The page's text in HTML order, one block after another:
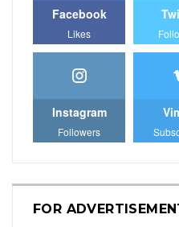
Facebook
Likes
Instagram
Followers
FOR